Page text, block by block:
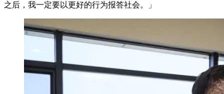
之后，我一定要以更好的行为报答社会。」